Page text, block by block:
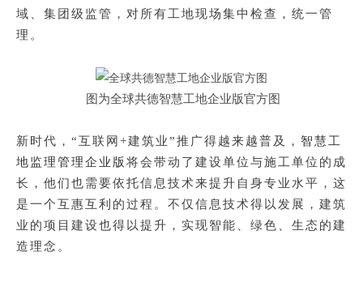
域、集团级监管，对所有工地现场集中检查，统一管
理。
图为全球共德智慧工地企业版官方图
新时代， “互联网+建筑业”推广得越来越普及， 智慧工
地监理管理企业版 将会带动了建设单位与施工单位的成
长，他们也需要依托信息技术来提升自身专业水平，这
是一个互惠互利的过程。不仅信息技术得以发展，建筑
业的项目建设也得以提升，实现智能、绿色、生态的建
造理念。